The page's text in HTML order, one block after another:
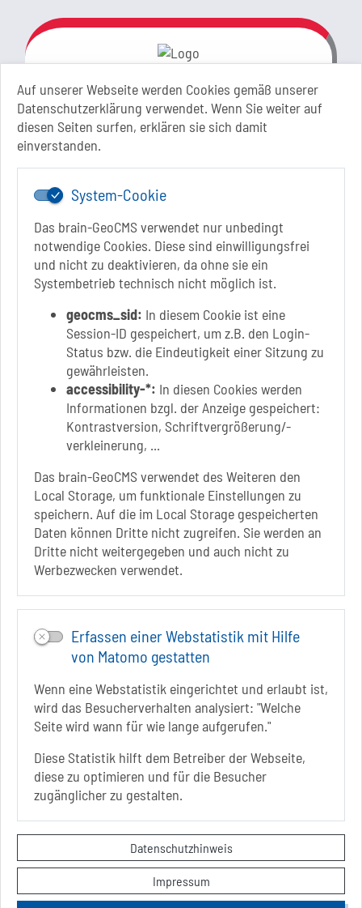
Auf unserer Webseite werden Cookies gemäß unserer
Datenschutzerklärung verwendet. Wenn Sie weiter auf
diesen Seiten surfen, erklären sie sich damit
einverstanden.
System-Cookie
Das brain-GeoCMS verwendet nur unbedingt
notwendige Cookies. Diese sind einwilligungsfrei
und nicht zu deaktivieren, da ohne sie ein
Systembetrieb technisch nicht möglich ist.
geocms_sid: In diesem Cookie ist eine
Session-ID gespeichert, um z.B. den Login-
Status bzw. die Eindeutigkeit einer Sitzung zu
gewährleisten.
accessibility-*: In diesen Cookies werden
Informationen bzgl. der Anzeige gespeichert:
Kontrastversion, Schriftvergrößerung/-
verkleinerung, ...
Das brain-GeoCMS verwendet des Weiteren den
Local Storage, um funktionale Einstellungen zu
speichern. Auf die im Local Storage gespeicherten
Daten können Dritte nicht zugreifen. Sie werden an
Dritte nicht weitergegeben und auch nicht zu
Werbezwecken verwendet.
Erfassen einer Webstatistik mit Hilfe
von Matomo gestatten
Wenn eine Webstatistik eingerichtet und erlaubt ist,
wird das Besucherverhalten analysiert: "Welche
Seite wird wann für wie lange aufgerufen."
Diese Statistik hilft dem Betreiber der Webseite,
diese zu optimieren und für die Besucher
zugänglicher zu gestalten.
Datenschutzhinweis
Impressum
Link zur Google-Maps Navigation
Stadt Schönebeck (Elbe)
Markt 1
39218 Schönebeck (Elbe)
Sachsen-Anhalt
+49 3928 710-0
+49 3928 710-199
stadt.sbk[at]schoenebeck-elbe.de
www.schoenebeck.de
Mo.: 13 Uhr - 15 Uhr
Di.: 9 Uhr - 11.30 Uhr
13 Uhr - 18 Uhr
Do.: 9 Uhr - 11.30 Uhr
Fr.: nach Vereinbarung
Folgt uns auf
INSTAGRAM
YOUTUBE
Link zur Google-Maps Navigation
SOLEPARK Schönebeck/Bad Salzelmen
Eigenbetrieb der Stadt Schönebeck (Elbe)
39218 Schönebeck (Elbe)
+49 3928 7055-0
+49 3928 7055-42
info[at]solepark.de
www.visitschoenebeck.de
Infos zur Barrierefreiheit
Sie befinden sich hier Startseite Aktuelles